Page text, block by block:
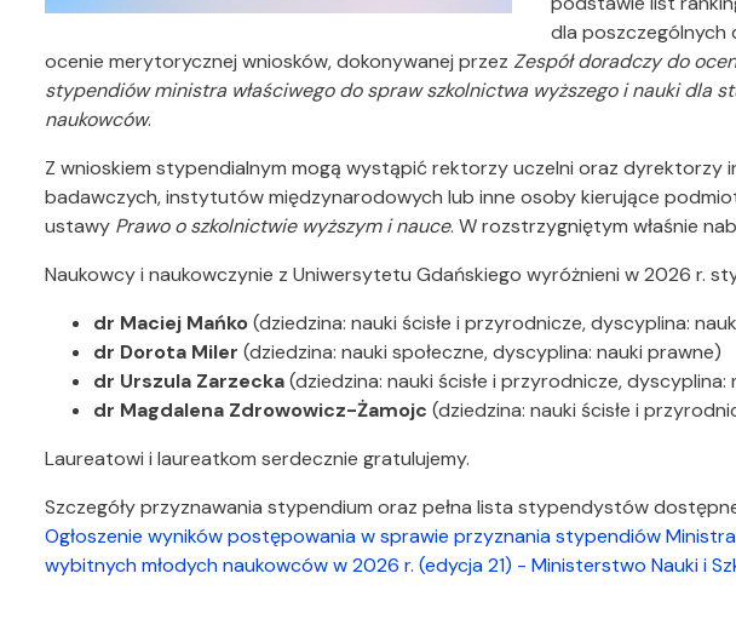
dla poszczególnych
ocenie merytorycznej wniosków, dokonywanej przez Zespół doradczy do
stypendiów ministra właściwego do spraw szkolnictwa wyższego i nauki dla
naukowców.
Z wnioskiem stypendialnym mogą wystąpić rektorzy uczelni oraz
badawczych, instytutów międzynarodowych lub inne osoby kierujące
ustawy Prawo o szkolnictwie wyższym i nauce. W rozstrzygniętym właśnie
Naukowcy i naukowczynie z Uniwersytetu Gdańskiego wyróżnieni w 2026 r.
dr Maciej Mańko(dziedzina: nauki ścisłe i przyrodnicze, dyscyplina:
dr Dorota Miler (dziedzina: nauki społeczne, dyscyplina: nauki prawne)
dr Urszula Zarzecka(dziedzina: nauki ścisłe i przyrodnicze, dyscyplina:
dr Magdalena Zdrowowicz-Żamojc (dziedzina: nauki ścisłe i
Laureatowi i laureatkom serdecznie gratulujemy.
Szczegóły przyznawania stypendium oraz pełna lista stypendystów
Ogłoszenie wyników postępowania w sprawie przyznania stypendiów
wybitnych młodych naukowców w 2026 r. (edycja 21) - Ministerstwo Nauki i